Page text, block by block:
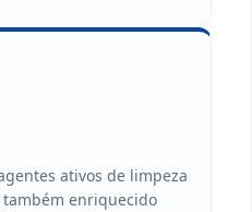
ativos de limpeza
enriquecido